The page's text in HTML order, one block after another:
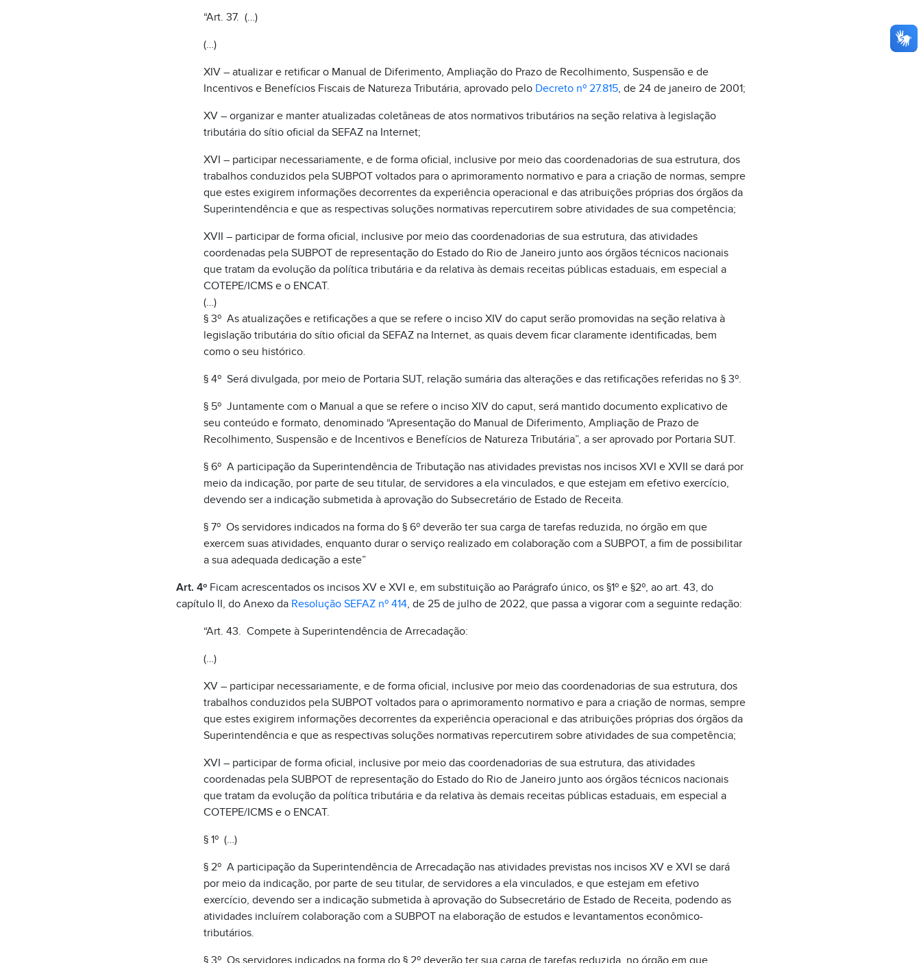
“Art. 37. (…)
(…)
XIV – atualizar e retificar o Manual de Diferimento, Ampliação do Prazo de Recolhimento, Suspensão e de
Incentivos e Benefícios Fiscais de Natureza Tributária, aprovado pelo Decreto nº 27.815, de 24 de janeiro de 2001;
XV – organizar e manter atualizadas coletâneas de atos normativos tributários na seção relativa à legislação
tributária do sítio oficial da SEFAZ na Internet;
XVI – participar necessariamente, e de forma oficial, inclusive por meio das coordenadorias de sua estrutura, dos
trabalhos conduzidos pela SUBPOT voltados para o aprimoramento normativo e para a criação de normas, sempre
que estes exigirem informações decorrentes da experiência operacional e das atribuições próprias dos órgãos da
Superintendência e que as respectivas soluções normativas repercutirem sobre atividades de sua competência;
XVII – participar de forma oficial, inclusive por meio das coordenadorias de sua estrutura, das atividades
coordenadas pela SUBPOT de representação do Estado do Rio de Janeiro junto aos órgãos técnicos nacionais
que tratam da evolução da política tributária e da relativa às demais receitas públicas estaduais, em especial a
COTEPE/ICMS e o ENCAT.
(…)
§ 3º As atualizações e retificações a que se refere o inciso XIV do caput serão promovidas na seção relativa à
legislação tributária do sítio oficial da SEFAZ na Internet, as quais devem ficar claramente identificadas, bem
como o seu histórico.
§ 4º Será divulgada, por meio de Portaria SUT, relação sumária das alterações e das retificações referidas no § 3º.
§ 5º Juntamente com o Manual a que se refere o inciso XIV do caput, será mantido documento explicativo de
seu conteúdo e formato, denominado “Apresentação do Manual de Diferimento, Ampliação de Prazo de
Recolhimento, Suspensão e de Incentivos e Benefícios de Natureza Tributária”, a ser aprovado por Portaria SUT.
§ 6º A participação da Superintendência de Tributação nas atividades previstas nos incisos XVI e XVII se dará por
meio da indicação, por parte de seu titular, de servidores a ela vinculados, e que estejam em efetivo exercício,
devendo ser a indicação submetida à aprovação do Subsecretário de Estado de Receita.
§ 7º Os servidores indicados na forma do § 6º deverão ter sua carga de tarefas reduzida, no órgão em que
exercem suas atividades, enquanto durar o serviço realizado em colaboração com a SUBPOT, a fim de possibilitar
a sua adequada dedicação a este”
Art. 4ºFicam acrescentados os incisos XV e XVI e, em substituição ao Parágrafo único, os §1º e §2º, ao art. 43, do
capítulo II, do Anexo da Resolução SEFAZ nº 414, de 25 de julho de 2022, que passa a vigorar com a seguinte redação:
“Art. 43. Compete à Superintendência de Arrecadação:
(…)
XV – participar necessariamente, e de forma oficial, inclusive por meio das coordenadorias de sua estrutura, dos
trabalhos conduzidos pela SUBPOT voltados para o aprimoramento normativo e para a criação de normas, sempre
que estes exigirem informações decorrentes da experiência operacional e das atribuições próprias dos órgãos da
Superintendência e que as respectivas soluções normativas repercutirem sobre atividades de sua competência;
XVI – participar de forma oficial, inclusive por meio das coordenadorias de sua estrutura, das atividades
coordenadas pela SUBPOT de representação do Estado do Rio de Janeiro junto aos órgãos técnicos nacionais
que tratam da evolução da política tributária e da relativa às demais receitas públicas estaduais, em especial a
COTEPE/ICMS e o ENCAT.
§ 1º (…)
§ 2º A participação da Superintendência de Arrecadação nas atividades previstas nos incisos XV e XVI se dará
por meio da indicação, por parte de seu titular, de servidores a ela vinculados, e que estejam em efetivo
exercício, devendo ser a indicação submetida à aprovação do Subsecretário de Estado de Receita, podendo as
atividades incluírem colaboração com a SUBPOT na elaboração de estudos e levantamentos econômico-
tributários.
§ 3º Os servidores indicados na forma do § 2º deverão ter sua carga de tarefas reduzida, no órgão em que